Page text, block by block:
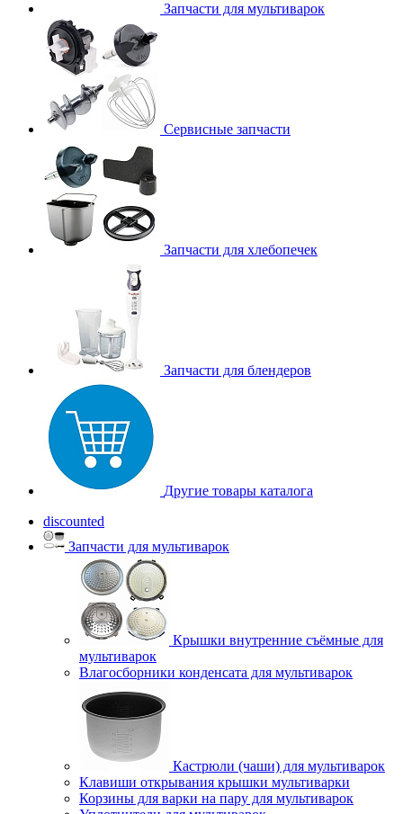
Запчасти для мультиварок
Сервисные запчасти
Запчасти для хлебопечек
Запчасти для блендеров
Другие товары каталога
discounted
Запчасти для мультиварок
Крышки внутренние съёмные для
мультиварок
Влагосборники конденсата для мультиварок
Кастрюли (чаши) для мультиварок
Клавиши открывания крышки мультиварки
Корзины для варки на пару для мультиварок